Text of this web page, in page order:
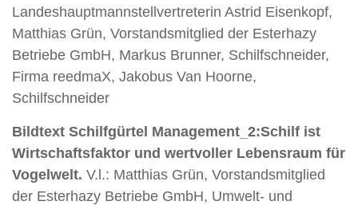
Landeshauptmannstellvertreterin Astrid Eisenkopf,
Matthias Grün, Vorstandsmitglied der Esterhazy
Betriebe GmbH, Markus Brunner, Schilfschneider,
Firma reedmaX, Jakobus Van Hoorne,
Schilfschneider
Bildtext Schilfgürtel Management_2:Schilf ist
Wirtschaftsfaktor und wertvoller Lebensraum für
Vogelwelt. V.l.: Matthias Grün, Vorstandsmitglied
der Esterhazy Betriebe GmbH, Umwelt- und